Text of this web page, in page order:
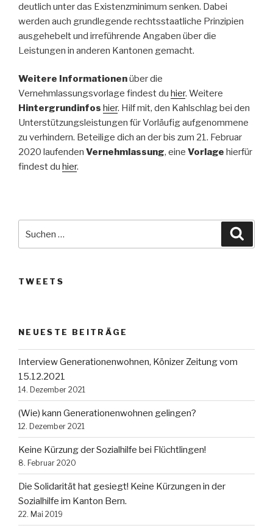
deutlich unter das Existenzminimum senken. Dabei
werden auch grundlegende rechtsstaatliche Prinzipien
ausgehebelt und irreführende Angaben über die
Leistungen in anderen Kantonen gemacht.
Weitere Informationenüber die
Vernehmlassungsvorlage findest du hier. Weitere
Hintergrundinfos hier. Hilf mit, den Kahlschlag bei den
Unterstützungsleistungen für Vorläufig aufgenommene
zu verhindern. Beteilige dich an der bis zum 21. Februar
2020 laufenden Vernehmlassung, eine Vorlage hierfür
findest du hier.
nach:
TWEETS
NEUESTE BEITRÄGE
Interview Generationenwohnen, Könizer Zeitung vom
15.12.2021
14. Dezember 2021
(Wie) kann Generationenwohnen gelingen?
12. Dezember 2021
Keine Kürzung der Sozialhilfe bei Flüchtlingen!
8. Februar 2020
Die Solidarität hat gesiegt! Keine Kürzungen in der
Sozialhilfe im Kanton Bern.
22. Mai 2019